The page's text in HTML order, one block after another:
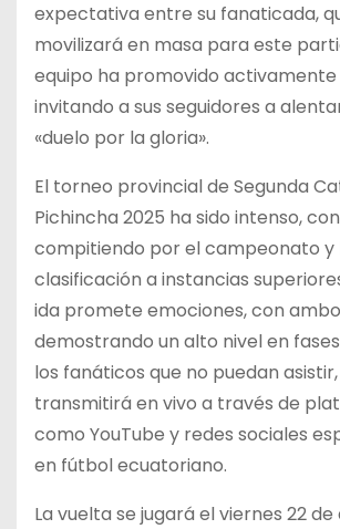
expectativa entre su fanaticada,
movilizará en masa para este
equipo ha promovido
invitando a sus seguidores a
«duelo por la gloria».
El torneo provincial de Segunda
Pichincha 2025 ha sido intenso,
compitiendo por el campeonato y
clasificación a instancias
ida promete emociones, con
demostrando un alto nivel en
los fanáticos que no puedan
transmitirá en vivo a través de
como YouTube y redes sociales
en fútbol ecuatoriano.
La vuelta se jugará el viernes 22